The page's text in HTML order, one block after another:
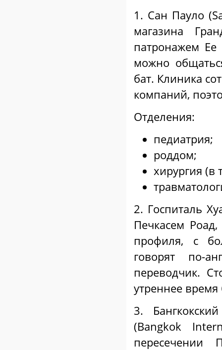
1. Сан Пауло
магазина
патронажем
можно
бат. Клиника
компаний,
Отделения:
педиатрия;
роддом;
хирургия (в
2. Госпиталь
Печкасем
профиля, с
говорят по-
переводчик.
утреннее
3.
(Bangkok